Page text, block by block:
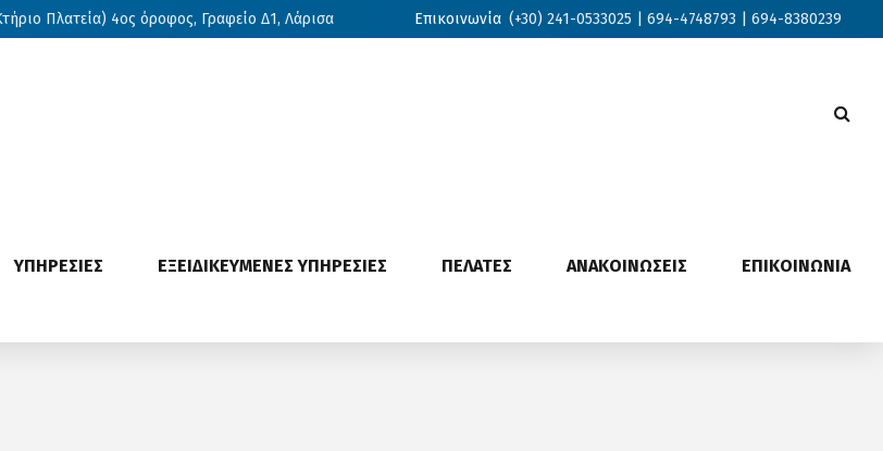
Πλατεία) 4ος όροφος, Γραφείο Δ1, Λάρισα Επικοινωνία (+30) 241-0533025 | 694-4748793 | 694-8380239
ΥΠΗΡΕΣΙΕΣ ΕΞΕΙΔΙΚΕΥΜΕΝΕΣ ΥΠΗΡΕΣΙΕΣ ΠΕΛΑΤΕΣ ΑΝΑΚΟΙΝΩΣΕΙΣ ΕΠΙΚΟΙΝΩΝΙΑ